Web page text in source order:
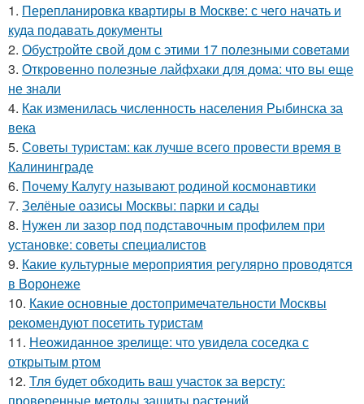
1. Перепланировка квартиры в Москве: с чего начать и
куда подавать документы
2. Обустройте свой дом с этими 17 полезными советами
3. Откровенно полезные лайфхаки для дома: что вы еще
не знали
4. Как изменилась численность населения Рыбинска за
века
5. Советы туристам: как лучше всего провести время в
Калининграде
6. Почему Калугу называют родиной космонавтики
7. Зелёные оазисы Москвы: парки и сады
8. Нужен ли зазор под подставочным профилем при
установке: советы специалистов
9. Какие культурные мероприятия регулярно проводятся
в Воронеже
10. Какие основные достопримечательности Москвы
рекомендуют посетить туристам
11. Неожиданное зрелище: что увидела соседка с
открытым ртом
12. Тля будет обходить ваш участок за версту: